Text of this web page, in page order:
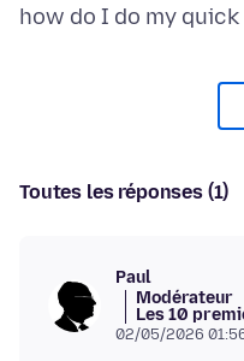
Toutes les réponses (1)
Paul
Modérateur
Les 10
02/05/2026